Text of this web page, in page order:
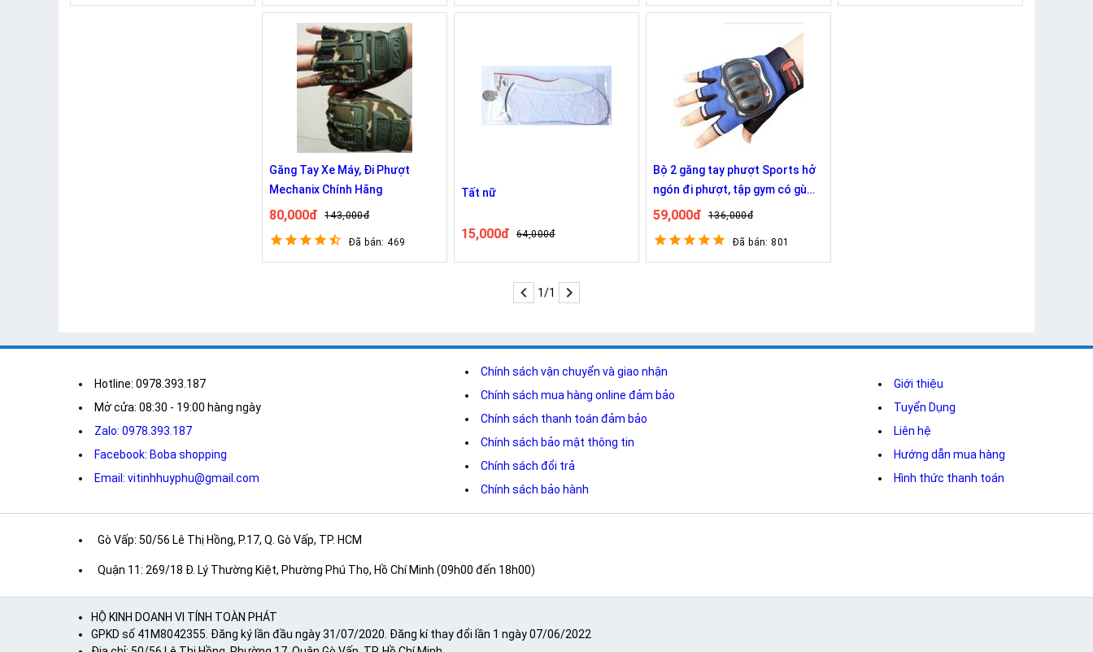
Găng Tay Xe Máy, Đi Phượt
Mechanix Chính Hãng
80,000đ 143,000đ
Đã bán: 469
Tất nữ
15,000đ 64,000đ
Bộ 2 găng tay phượt Sports hở
ngón đi phượt, tập gym có gù
inox bảo hộ
59,000đ 136,000đ
Đã bán: 801
1/1
Hotline: 0978.393.187
Mở cửa: 08:30 - 19:00 hàng ngày
Zalo: 0978.393.187
Facebook: Boba shopping
Email: vitinhhuyphu@gmail.com
Chính sách vận chuyển và giao nhận
Chính sách mua hàng online đảm bảo
Chính sách thanh toán đảm bảo
Chính sách bảo mật thông tin
Chính sách đổi trả
Chính sách bảo hành
Giới thiệu
Tuyển Dụng
Liên hệ
Hướng dẫn mua hàng
Hình thức thanh toán
Gò Vấp: 50/56 Lê Thị Hồng, P.17, Q. Gò Vấp, TP. HCM
Quận 11: 269/18 Đ. Lý Thường Kiệt, Phường Phú Thọ, Hồ Chí Minh (09h00 đến 18h00)
HỘ KINH DOANH VI TÍNH TOÀN PHÁT
GPKD số 41M8042355. Đăng ký lần đầu ngày 31/07/2020. Đăng kí thay đổi lần 1 ngày 07/06/2022